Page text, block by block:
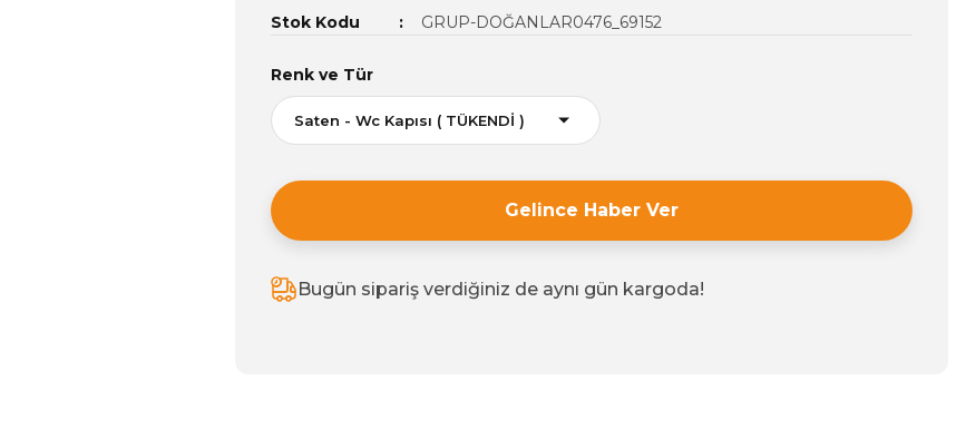
Stok Kodu
GRUP-DOĞANLAR0476_69152
Renk ve Tür
Gelince Haber Ver
Bugün sipariş verdiğiniz de aynı gün kargoda!